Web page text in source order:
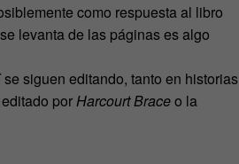
como respuesta al libro
levanta de las páginas es algo
siguen editando, tanto en historias
editado porHarcourt Braceo la